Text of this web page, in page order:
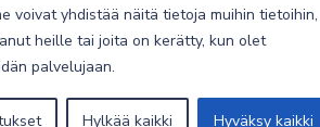
voivat yhdistää näitä tietoja muihin tietoihin,
heille tai joita on kerätty, kun olet
palvelujaan.
Hylkää kaikki Hyväksy kaikki
Sähköpostikartoitus
Valvottu tietoturva 24/